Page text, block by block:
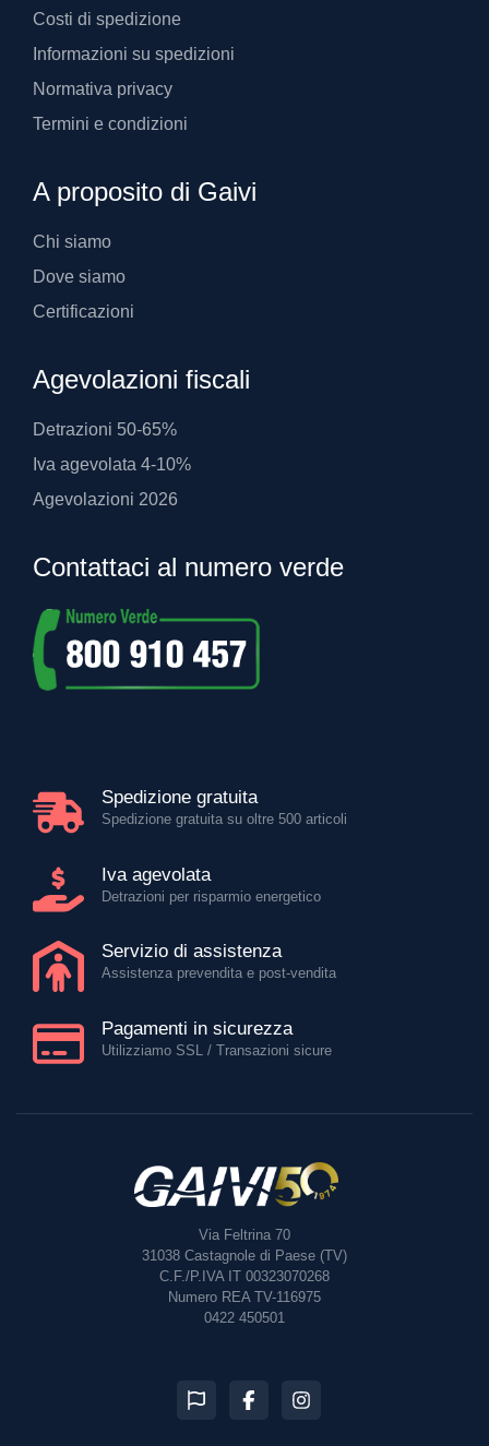
Costi di spedizione
Informazioni su spedizioni
Normativa privacy
Termini e condizioni
A proposito di Gaivi
Chi siamo
Dove siamo
Certificazioni
Agevolazioni fiscali
Detrazioni 50-65%
Iva agevolata 4-10%
Agevolazioni 2026
Contattaci al numero verde
Spedizione gratuita
Spedizione gratuita su oltre 500 articoli
Iva agevolata
Detrazioni per risparmio energetico
Servizio di assistenza
Assistenza prevendita e post-vendita
Pagamenti in sicurezza
Utilizziamo SSL / Transazioni sicure
Via Feltrina 70
31038 Castagnole di Paese (TV)
C.F./P.IVA IT 00323070268
Numero REA TV-116975
0422 450501